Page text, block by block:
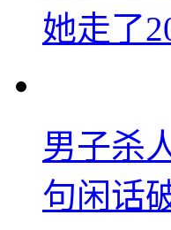
她走了
男子杀
句闲话